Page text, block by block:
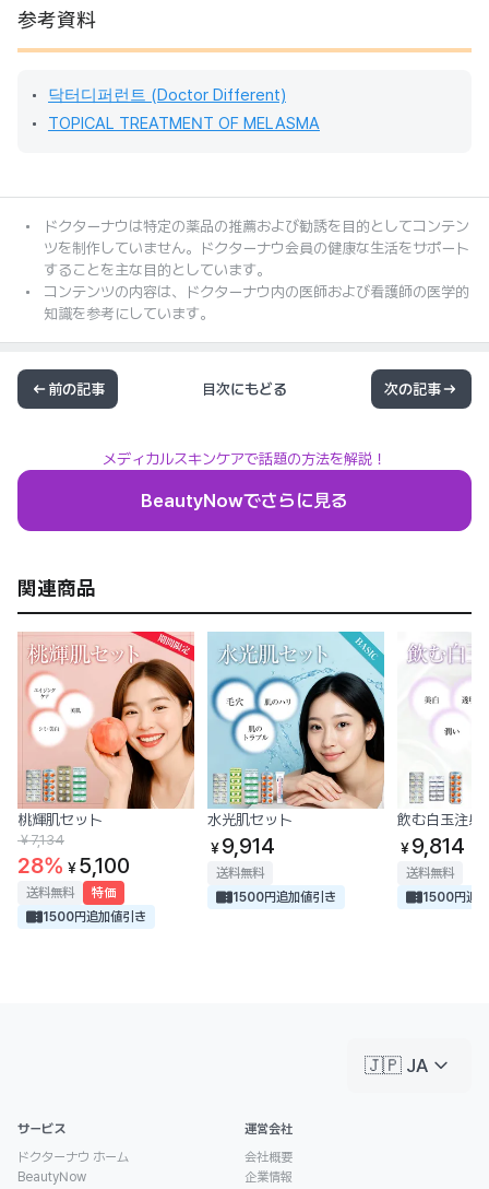
参考資料
닥터디퍼런트 (Doctor Different)
TOPICAL TREATMENT OF MELASMA
ドクターナウは特定の薬品の推薦および勧誘を目的としてコンテン
ツを制作していません。ドクターナウ会員の健康な生活をサポート
することを主な目的としています。
コンテンツの内容は、ドクターナウ内の医師および看護師の医学的
知識を参考にしています。
前の記事 目次にもどる 次の記事
メディカルスキンケアで話題の方法を解説！
BeautyNowでさらに見る
関連商品
桃輝肌セット
￥7,134
28% ￥5,100
送料無料
特価
1500円追加値引き
水光肌セット
￥9,914
送料無料
1500円追加値引き
飲む白玉注射
￥9,814
送料無料
1500円追
🇯🇵 JA keyboard_arrow_down
サービス
ドクターナウ ホーム
BeautyNow
運営会社
会社概要
企業情報